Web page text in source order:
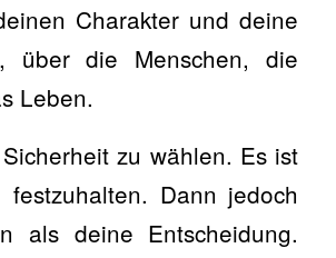
Charakter und deine
über die Menschen, die
Leben.
zu wählen. Es ist
festzuhalten. Dann jedoch
als deine Entscheidung.